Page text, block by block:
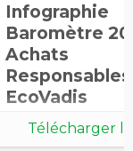
Infographie
Baromètre
Achats
Responsables
EcoVadis
Télécharger le